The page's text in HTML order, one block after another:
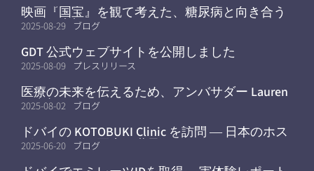
映画『国宝』を観て考えた、糖尿病と向き合う
ことの大切さ
2025-08-29 ブログ
GDT 公式ウェブサイトを公開しました
2025-08-09 プレスリリース
医療の未来を伝えるため、アンバサダー Lauren
が参加
2025-08-02 ブログ
ドバイの KOTOBUKI Clinic を訪問 ― 日本のホス
ピタリティと医療を世界へ
2025-06-20 ブログ